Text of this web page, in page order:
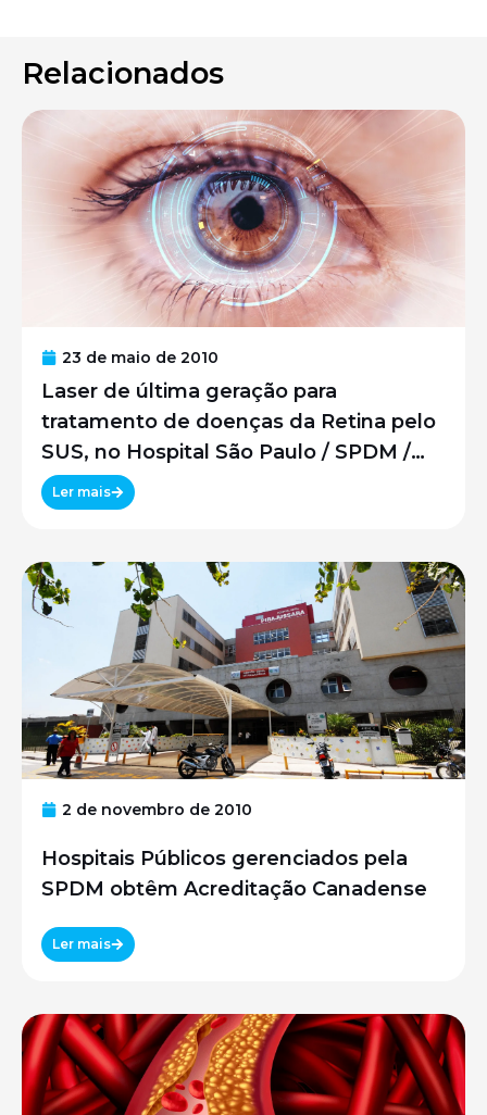
Relacionados
23 de maio de 2010
Laser de última geração para
tratamento de doenças da Retina pelo
SUS, no Hospital São Paulo / SPDM /
UNIFESP
Ler mais
2 de novembro de 2010
Hospitais Públicos gerenciados pela
SPDM obtêm Acreditação Canadense
Ler mais